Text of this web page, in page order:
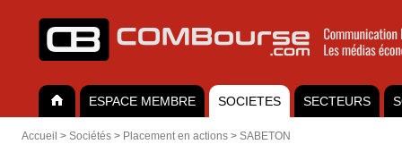
ESPACE MEMBRE SOCIETES SECTEURS
Accueil > Sociétés > Placement en actions > SABETON